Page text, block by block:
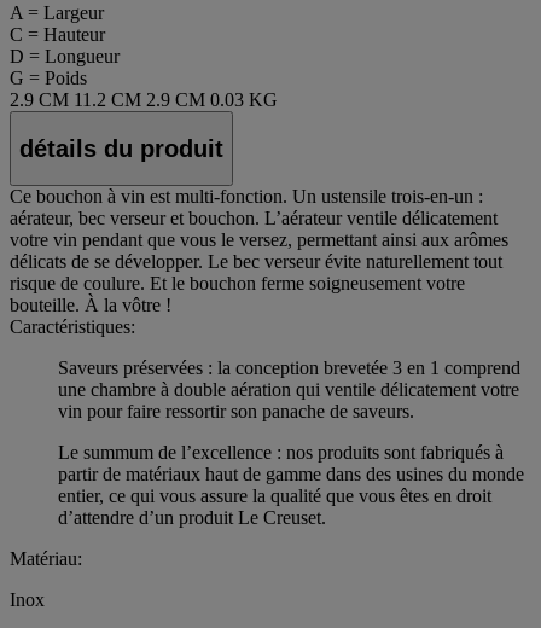
A = Largeur
C = Hauteur
D = Longueur
G = Poids
2.9 CM 11.2 CM 2.9 CM 0.03 KG
détails du produit
Ce bouchon à vin est multi-fonction. Un ustensile trois-en-un :
aérateur, bec verseur et bouchon. L’aérateur ventile délicatement
votre vin pendant que vous le versez, permettant ainsi aux arômes
délicats de se développer. Le bec verseur évite naturellement tout
risque de coulure. Et le bouchon ferme soigneusement votre
bouteille. À la vôtre !
Caractéristiques:
Saveurs préservées : la conception brevetée 3 en 1 comprend
une chambre à double aération qui ventile délicatement votre
vin pour faire ressortir son panache de saveurs.
Le summum de l’excellence : nos produits sont fabriqués à
partir de matériaux haut de gamme dans des usines du monde
entier, ce qui vous assure la qualité que vous êtes en droit
d’attendre d’un produit Le Creuset.
Matériau:
Inox